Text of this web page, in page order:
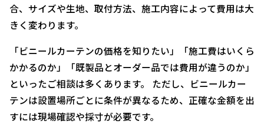
合、サイズや生地、取付方法、施工内容によって費用は大
きく変わります。
「ビニールカーテンの価格を知りたい」「施工費はいくら
かかるのか」「既製品とオーダー品では費用が違うのか」
といったご相談は多くあります。 ただし、ビニールカー
テンは設置場所ごとに条件が異なるため、正確な金額を出
すには現場確認や採寸が必要です。